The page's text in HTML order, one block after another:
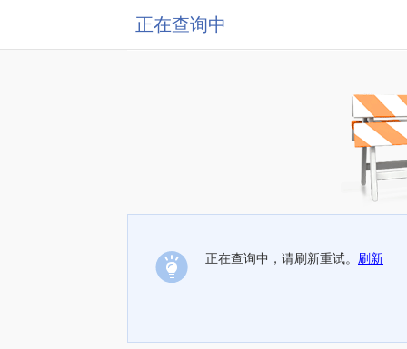
正在查询中
正在查询中，请刷新重试。 刷新